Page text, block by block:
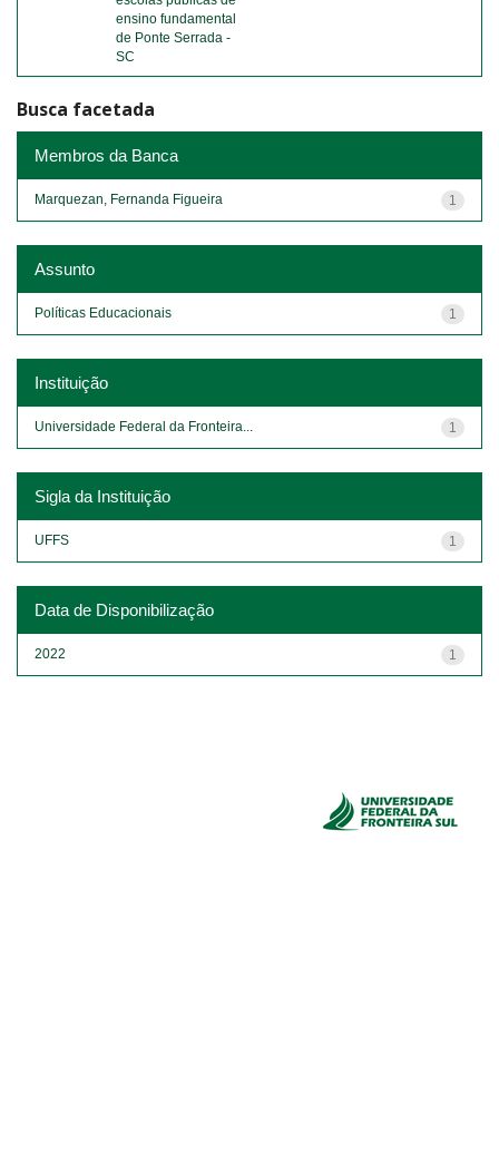
ensino fundamental
de Ponte Serrada -
SC
Busca facetada
Membros da Banca
1
Marquezan, Fernanda Figueira
Assunto
1
Políticas Educacionais
Instituição
1
Universidade Federal da Fronteira...
Sigla da Instituição
1
UFFS
Data de Disponibilização
1
2022